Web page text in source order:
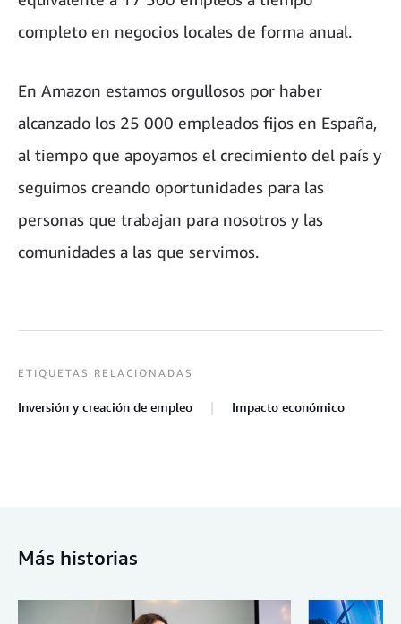
completo en negocios locales de forma anual.
En Amazon estamos orgullosos por haber
alcanzado los 25 000 empleados fijos en España,
al tiempo que apoyamos el crecimiento del país y
seguimos creando oportunidades para las
personas que trabajan para nosotros y las
comunidades a las que servimos.
ETIQUETAS RELACIONADAS
Inversión y creación de empleo Impacto económico
Más historias